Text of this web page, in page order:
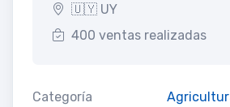
🇺🇾 UY
400 ventas realizadas
Categoría